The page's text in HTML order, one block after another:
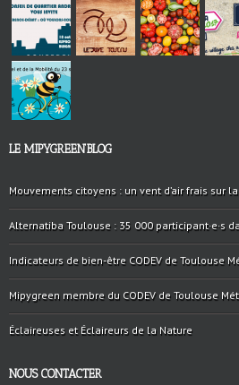
LE MIPYGREEN’BLOG
Mouvements citoyens : un vent d’air frais sur
Alternatiba Toulouse : 35 000 participant·e·s
Indicateurs de bien-être CODEV de Toulouse
Mipygreen membre du CODEV de Toulouse
Éclaireuses et Éclaireurs de la Nature
NOUS CONTACTER